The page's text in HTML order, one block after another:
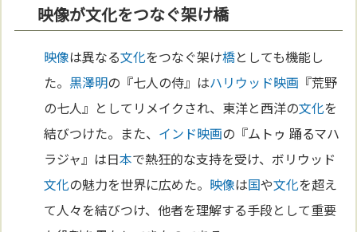
映像が文化をつなぐ架け橋
映像は異なる文化をつなぐ架け橋としても機能し
た。 黒澤明の『七人の侍』はハリウッド映画 『荒野
の七人』としてリメイクされ、東洋と西洋の文化を
結びつけた。また、 インド映画の『ムトゥ 踊るマハ
ラジャ』は日本で熱狂的な支持を受け、ボリウッド
文化の魅力を世界に広めた。 映像は国や文化を超え
て人々を結びつけ、他者を理解する手段として重要